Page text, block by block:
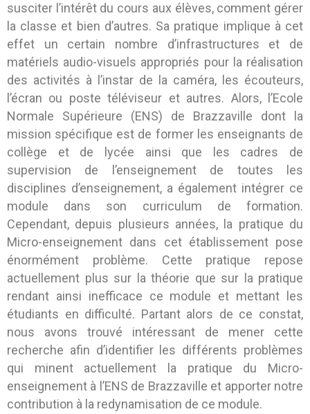
susciter l’intérêt du cours aux élèves, comment gérer
la classe et bien d’autres. Sa pratique implique à cet
effet un certain nombre d’infrastructures et de
matériels audio-visuels appropriés pour la réalisation
des activités à l’instar de la caméra, les écouteurs,
l’écran ou poste téléviseur et autres. Alors, l’Ecole
Normale Supérieure (ENS) de Brazzaville dont la
mission spécifique est de former les enseignants de
collège et de lycée ainsi que les cadres de
supervision de l’enseignement de toutes les
disciplines d’enseignement, a également intégrer ce
module dans son curriculum de formation.
Cependant, depuis plusieurs années, la pratique du
Micro-enseignement dans cet établissement pose
énormément problème. Cette pratique repose
actuellement plus sur la théorie que sur la pratique
rendant ainsi inefficace ce module et mettant les
étudiants en difficulté. Partant alors de ce constat,
nous avons trouvé intéressant de mener cette
recherche afin d’identifier les différents problèmes
qui minent actuellement la pratique du Micro-
enseignement à l’ENS de Brazzaville et apporter notre
contribution à la redynamisation de ce module.